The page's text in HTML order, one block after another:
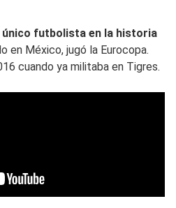
único futbolista en la historia
en México, jugó la Eurocopa.
cuando ya militaba en Tigres.